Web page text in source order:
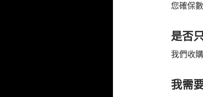
您確保
是否
我們收
我需